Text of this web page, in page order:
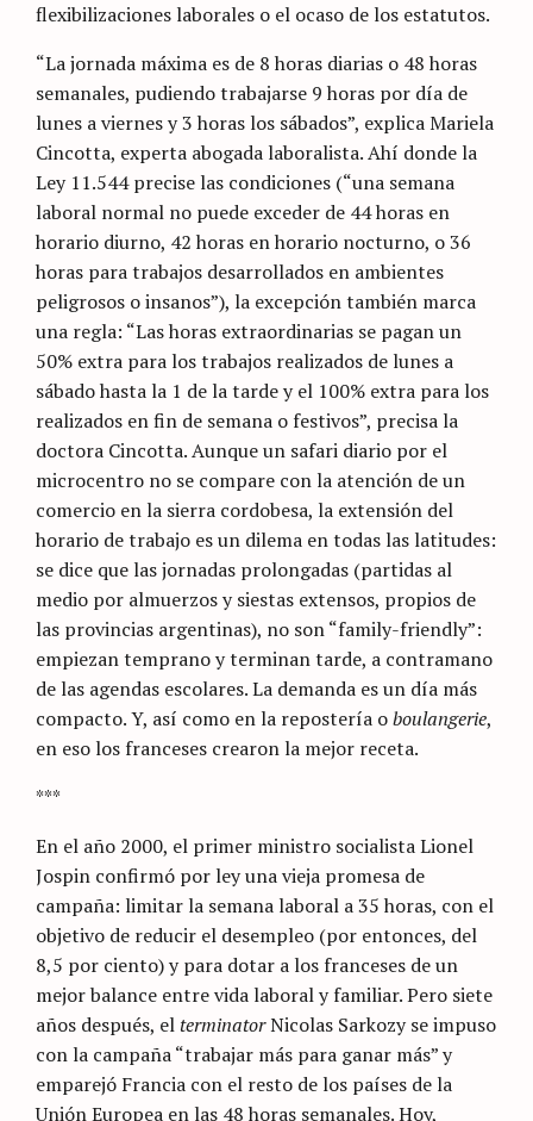
flexibilizaciones laborales o el ocaso de los estatutos.
“La jornada máxima es de 8 horas diarias o 48 horas
semanales, pudiendo trabajarse 9 horas por día de
lunes a viernes y 3 horas los sábados”, explica Mariela
Cincotta, experta abogada laboralista. Ahí donde la
Ley 11.544 precise las condiciones (“una semana
laboral normal no puede exceder de 44 horas en
horario diurno, 42 horas en horario nocturno, o 36
horas para trabajos desarrollados en ambientes
peligrosos o insanos”), la excepción también marca
una regla: “Las horas extraordinarias se pagan un
50% extra para los trabajos realizados de lunes a
sábado hasta la 1 de la tarde y el 100% extra para los
realizados en fin de semana o festivos”, precisa la
doctora Cincotta. Aunque un safari diario por el
microcentro no se compare con la atención de un
comercio en la sierra cordobesa, la extensión del
horario de trabajo es un dilema en todas las latitudes:
se dice que las jornadas prolongadas (partidas al
medio por almuerzos y siestas extensos, propios de
las provincias argentinas), no son “family-friendly”:
empiezan temprano y terminan tarde, a contramano
de las agendas escolares. La demanda es un día más
compacto. Y, así como en la repostería oboulangerie,
en eso los franceses crearon la mejor receta.
***
En el año 2000, el primer ministro socialista Lionel
Jospin confirmó por ley una vieja promesa de
campaña: limitar la semana laboral a 35 horas, con el
objetivo de reducir el desempleo (por entonces, del
8,5 por ciento) y para dotar a los franceses de un
mejor balance entre vida laboral y familiar. Pero siete
años después, elterminatorNicolas Sarkozy se impuso
con la campaña “trabajar más para ganar más” y
emparejó Francia con el resto de los países de la
Unión Europea en las 48 horas semanales. Hoy,